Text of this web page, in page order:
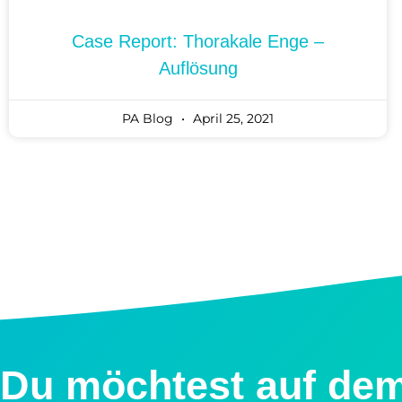
Case Report: Thorakale Enge –
Auflösung
PA Blog April 25, 2021
Du möchtest auf